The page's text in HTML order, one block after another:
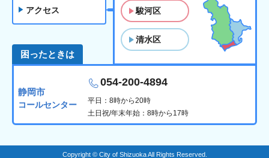
アクセス 駿河区
清水区
困ったときは
静岡市
コールセンター
054-200-4894
平日：8時から20時
土日祝/年末年始：8時から17時
Copyright © City of Shizuoka All Rights Reserved.